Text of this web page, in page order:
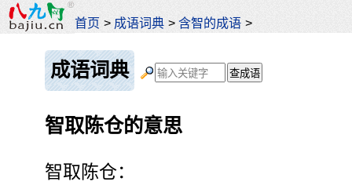
首页 > 成语词典 >含智的成语 >
成语词典
智取陈仓的意思
智取陈仓：